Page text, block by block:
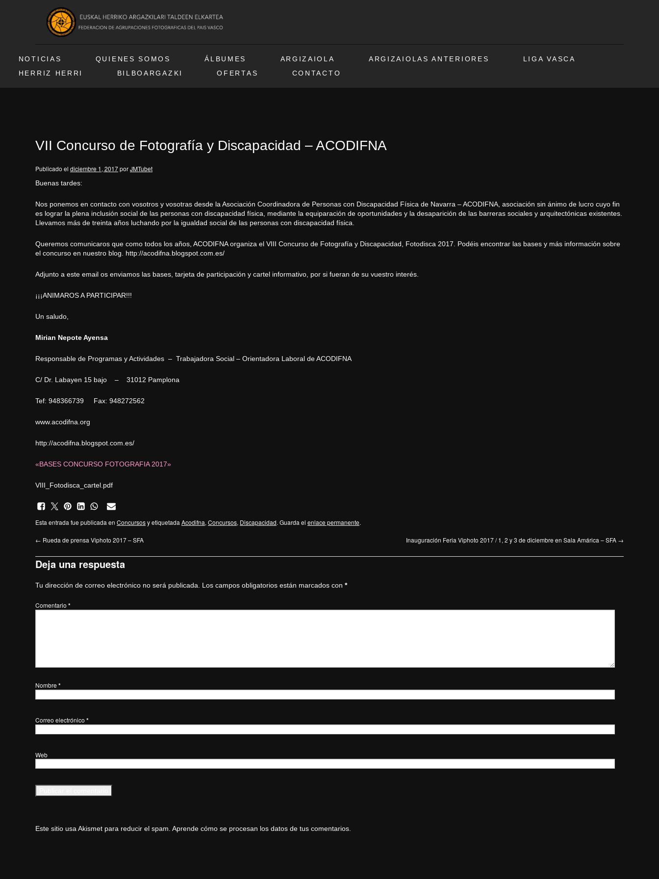
NOTICIAS QUIENES SOMOS ÁLBUMES ARGIZAIOLA ARGIZAIOLAS ANTERIORES
LIGA VASCA
HERRIZ HERRI
BILBOARGAZKI OFERTAS CONTACTO
VII Concurso de Fotografía y Discapacidad – ACODIFNA
Publicado el diciembre 1, 2017porJMTubet
Buenas tardes:
Nos ponemos en contacto con vosotros y vosotras desde la Asociación Coordinadora de Personas con Discapacidad Física de Navarra – ACODIFNA, asociación sin ánimo de lucro cuyo fin
es lograr la plena inclusión social de las personas con discapacidad física, mediante la equiparación de oportunidades y la desaparición de las barreras sociales y arquitectónicas existentes.
Llevamos más de treinta años luchando por la igualdad social de las personas con discapacidad física.
Queremos comunicaros que como todos los años, ACODIFNA organiza el VIII Concurso de Fotografía y Discapacidad, Fotodisca 2017. Podéis encontrar las bases y más información sobre
el concurso en nuestro blog. http://acodifna.blogspot.com.es/
Adjunto a este email os enviamos las bases, tarjeta de participación y cartel informativo, por si fueran de su vuestro interés.
¡¡¡ANIMAROS A PARTICIPAR!!!
Un saludo,
Mirian Nepote Ayensa
Responsable de Programas y Actividades – Trabajadora Social – Orientadora Laboral de ACODIFNA
C/ Dr. Labayen 15 bajo – 31012 Pamplona
Tef: 948366739 Fax: 948272562
www.acodifna.org
http://acodifna.blogspot.com.es/
«BASES CONCURSO FOTOGRAFIA 2017»
VIII_Fotodisca_cartel.pdf
Esta entrada fue publicada en Concursosy etiquetada Acodifna, Concursos, Discapacidad. Guarda el enlace permanente.
← Rueda de prensa Viphoto 2017 – SFA Inauguración Feria Viphoto 2017 / 1, 2 y 3 de diciembre en Sala Amárica – SFA →
Deja una respuesta
Tu dirección de correo electrónico no será publicada. Los campos obligatorios están marcados con *
Comentario *
Nombre *
Correo electrónico *
Web
Este sitio usa Akismet para reducir el spam. Aprende cómo se procesan los datos de tus comentarios.